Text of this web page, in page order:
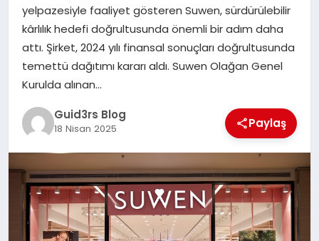
EĞITIM
yelpazesiyle faaliyet gösteren Suwen, sürdürülebilir
kârlılık hedefi doğrultusunda önemli bir adım daha
attı. Şirket, 2024 yılı finansal sonuçları doğrultusunda
temettü dağıtımı kararı aldı. Suwen Olağan Genel
Kurulda alınan…
Guid3rs Blog
18 Nisan 2025 Paylaş